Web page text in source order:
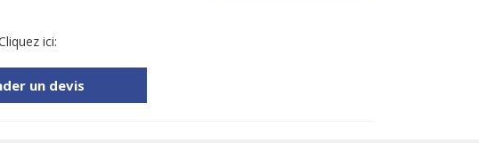
ici:
un devis